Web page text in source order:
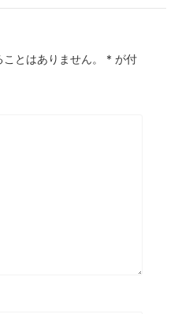
とはありません。 * が付